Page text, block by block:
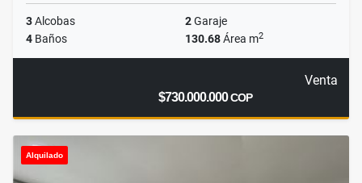
3Alcobas 2Garaje
4 Baños 130.68Área m2
Venta
$730.000.000COP
Alquilado